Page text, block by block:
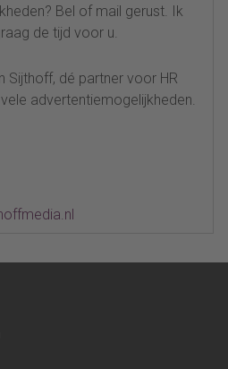
Bel of mail gerust. Ik
de tijd voor u.
Sijthoff, dé partner voor HR
advertentiemogelijkheden.